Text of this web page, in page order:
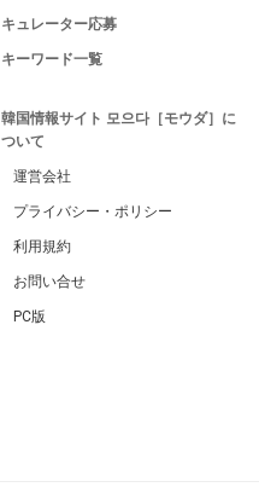
キュレーター応募
キーワード一覧
韓国情報サイト 모으다［モウダ］に
ついて
運営会社
プライバシー・ポリシー
利用規約
お問い合せ
PC版